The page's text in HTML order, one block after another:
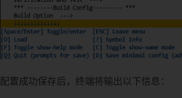
配置成功保存后，终端将输出以下信息：